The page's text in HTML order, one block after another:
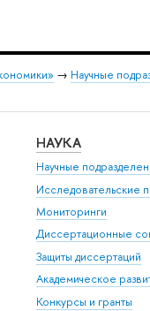
→ Научные
НАУКА
Научные
Исследовательские
Мониторинги
Диссертационные
Защиты диссертаций
Академическое
Конкурсы и гранты